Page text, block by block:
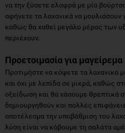
να την ξύσετε ελαφρά με μία
αφήνετε τα λαχανικά να
καθώς θα χαθεί μεγάλο μέρος των
περιέχουν.
Προετοιμασία για μαγείρεμα
Προτιμήστε να κόψετε τα λαχανικά
και όχι με λεπίδα σε μικρά, καθώς
οξείδωση και θα χάσουμε θρεπτικά
δημιουργηθούν και πολλές
αποτέλεσμα την υποβάθμιση του
λύση είναι να κόβουμε τη σαλάτα